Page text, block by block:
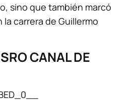
sino que también marcó
carrera de Guillermo
CANAL DE